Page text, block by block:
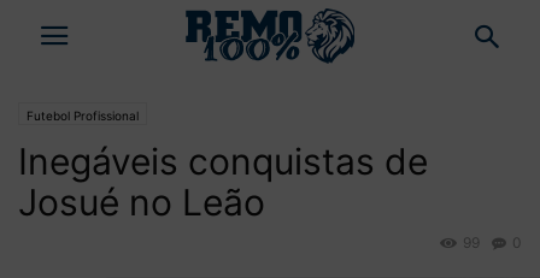
Futebol Profissional
Inegáveis conquistas de
Josué no Leão
0
99